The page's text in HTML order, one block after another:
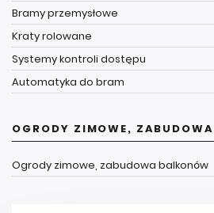
Bramy przemysłowe
Kraty rolowane
Systemy kontroli dostępu
Automatyka do bram
OGRODY ZIMOWE,
Ogrody zimowe, zabudowa balkonów